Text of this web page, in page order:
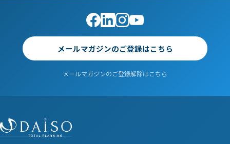
メールマガジンのご登録はこちら
メールマガジンのご登録解除はこちら